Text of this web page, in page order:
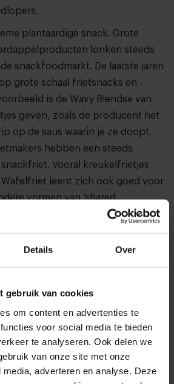
Details Over
gebruik van cookies
om content en advertenties te
voor social media te bieden
te analyseren. Ook delen we
van onze site met onze
adverteren en analyse. Deze
plantaardige snack. Grote
lonken steeds
snackfoodmarkt. De laatste jaren
grote schaal frietsnacks en -
is de Wavy Blendse van
geven, zoals de producent het
op de saus waarin je ze doopt.
hebben een steeds
Vooral kreukelfrietjes
leent zich ook goed voor
vormen van ‘shared
van de Nederlanders eet
week friet en 31% wil daar
en figures over patat